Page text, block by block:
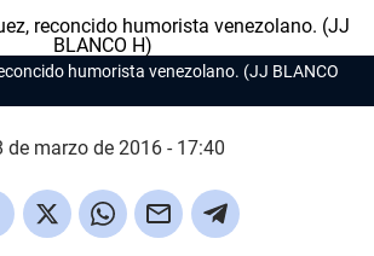
humorista venezolano. (JJ BLANCO
de marzo de 2016 - 17:40